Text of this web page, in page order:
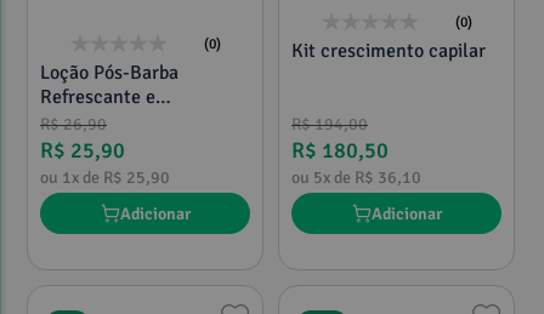
(0)
Loção Pós-Barba
Refrescante e
Cicatrizante 60ml
R$26,90
R$ 25,90
ou 1x de R$ 25,90
Adicionar
(0)
Kit crescimento capilar
R$194,00
R$ 180,50
ou 5x de R$ 36,10
Adicionar